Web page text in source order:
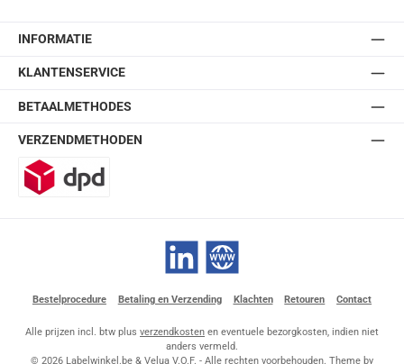
INFORMATIE
KLANTENSERVICE
BETAALMETHODES
VERZENDMETHODEN
LinkedIn Website
Bestelprocedure Betaling en Verzending Klachten Retouren Contact
Alle prijzen incl. btw plus verzendkosten en eventuele bezorgkosten, indien niet
anders vermeld.
© 2026 Labelwinkel.be & Velua V.O.F. - Alle rechten voorbehouden. Theme by